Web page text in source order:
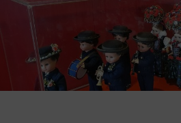
Zum
springen